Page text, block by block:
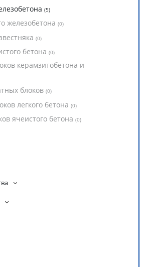
(5)
железобетона (0)
(0)
бетона (0)
керамзитобетона и
блоков (0)
легкого бетона (0)
ячеистого бетона (0)